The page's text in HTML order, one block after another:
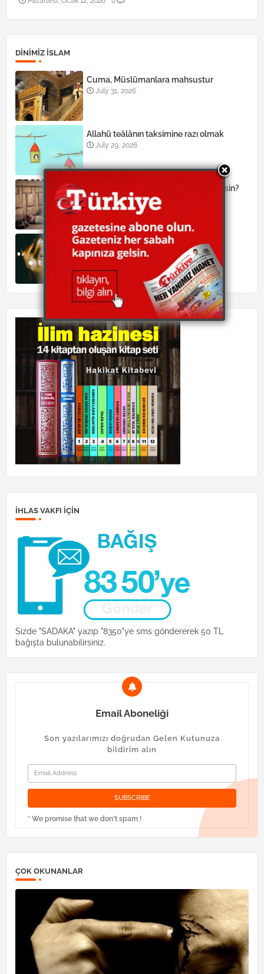
DINIMIZ ISLAM
Cuma, Müslümanlara mahsustur
July 31, 2026
Allahü teâlânın taksimine razı olmak
July 29, 2026
İnanan ve itaat edene niçin azap edilsin?
June 26, 2026
Sihir öğrenmek de, öğretmek de
haramdır
June 19, 2026
İHLAS VAKFI IÇIN
Sizde "SADAKA" yazıp "8350"ye sms göndererek 50 TL
bağışta bulunabilirsiniz.
Email Aboneliği
Son yazılarımızı doğrudan Gelen Kutunuza
bildirim alın
* We promise that we don't spam !
ÇOK OKUNANLAR